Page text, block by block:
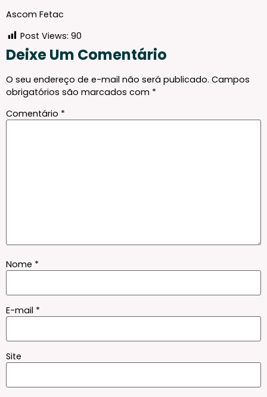
Ascom Fetac
Post Views: 90
Deixe Um Comentário
O seu endereço de e-mail não será publicado. Campos
obrigatórios são marcados com *
Comentário *
Nome *
E-mail *
Site